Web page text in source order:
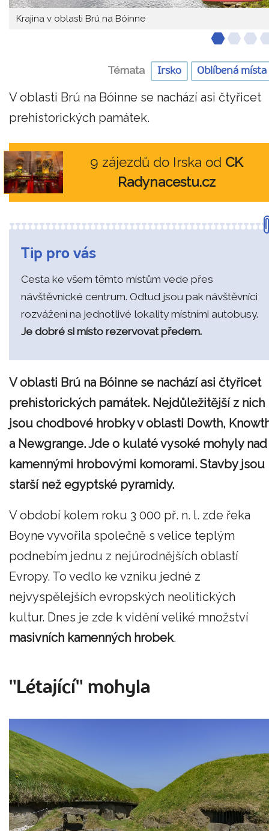
Krajina v oblasti Brú na Bóinne
Témata Irsko Oblíbená místa
V oblasti Brú na Bóinne se nachází asi čtyřicet
prehistorických památek.
9 zájezdů do Irska od CK
Radynacestu.cz
Tip pro vás
Cesta ke všem těmto místům vede přes
návštěvnické centrum. Odtud jsou pak návštěvníci
rozvážení na jednotlivé lokality místními autobusy.
Je dobré si místo rezervovat předem.
V oblasti Brú na Bóinne se nachází asi čtyřicet
prehistorických památek. Nejdůležitější z nich
jsou chodbové hrobky v oblasti Dowth,
a Newgrange. Jde o kulaté vysoké mohyly nad
kamennými hrobovými komorami. Stavby jsou
starší než egyptské pyramidy.
V období kolem roku 3 000 př. n. l. zde řeka
Boyne vyvořila společně s velice teplým
podnebím jednu z nejúrodnějších oblastí
Evropy. To vedlo ke vzniku jedné z
nejvyspělejších evropských neolitických
kultur. Dnes je zde k vidění veliké množství
masivních kamenných hrobek.
"Létající" mohyla